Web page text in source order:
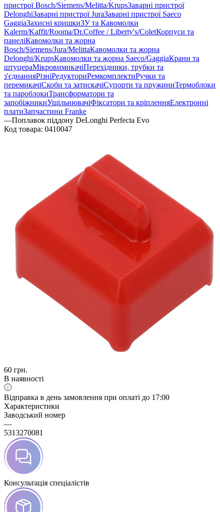
пристрої Bosch/Siemens/Melitta/KrupsЗаварні пристрої
DelonghiЗаварні пристрої JuraЗаварні пристрої Saeco
GaggiaЗахисні кришкиЗУ та Кавомолки
Kalerm/Kaffit/Rooma/Dr.Coffee / Liberty's/ColetКорпуси та
панеліКавомолки та жорна
Bosch/Siemens/Jura/MelittaКавомолки та жорна
Delonghi/KrupsКавомолки та жорна Saeco/GaggiaКрани та
штуцераМікровимикачіПерехідники, трубки та
з'єднанняРізніРедукториРемкомплектиРучки та
перемикачіСкоби та затискачіСупорти та пружиниТермоблоки
та пароблокиТрансформатори та
запобіжникиУщільнювачіФіксатори та кріпленняЕлектронні
платиЗапчастини Franke
—Поплавок піддону DeLonghi Perfecta Evo
Код товара: 0410047
60 грн.
В наявності
Відправка в день замовлення при оплаті до 17:00
Характеристики
Заводський номер
—
5313270081
Консультація спеціалістів